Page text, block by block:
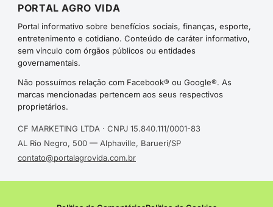
PORTAL AGRO VIDA
Portal informativo sobre benefícios sociais, finanças, esporte,
entretenimento e cotidiano. Conteúdo de caráter informativo,
sem vínculo com órgãos públicos ou entidades
governamentais.
Não possuímos relação com Facebook® ou Google®. As
marcas mencionadas pertencem aos seus respectivos
proprietários.
CF MARKETING LTDA · CNPJ 15.840.111/0001-83
AL Rio Negro, 500 — Alphaville, Barueri/SP
contato@portalagrovida.com.br